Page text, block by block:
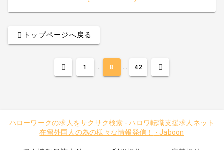
トップページへ戻る
1 ... 8 ... 42
ハローワークの求人をサクサク検索 -ハロワ転職支援求人ネット
在留外国人の為の様々な情報発信！
- Jaboon